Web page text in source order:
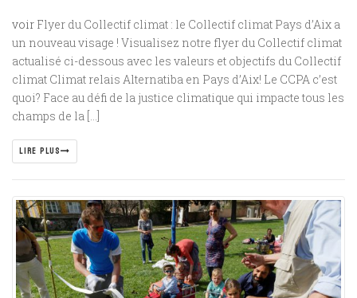
voir Flyer du Collectif climat : le Collectif climat Pays d’Aix a
un nouveau visage ! Visualisez notre flyer du Collectif climat
actualisé ci-dessous avec les valeurs et objectifs du Collectif
climat Climat relais Alternatiba en Pays d’Aix! Le CCPA c’est
quoi? Face au défi de la justice climatique qui impacte tous les
champs de la […]
LIRE PLUS